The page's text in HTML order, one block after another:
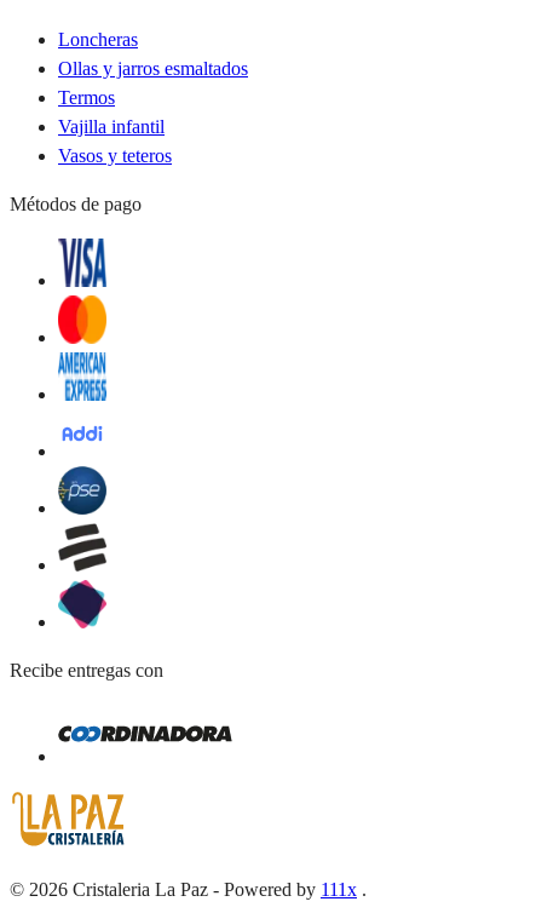
Loncheras
Ollas y jarros esmaltados
Termos
Vajilla infantil
Vasos y teteros
Métodos de pago
Recibe entregas con
© 2026 Cristaleria La Paz - Powered by 111x .